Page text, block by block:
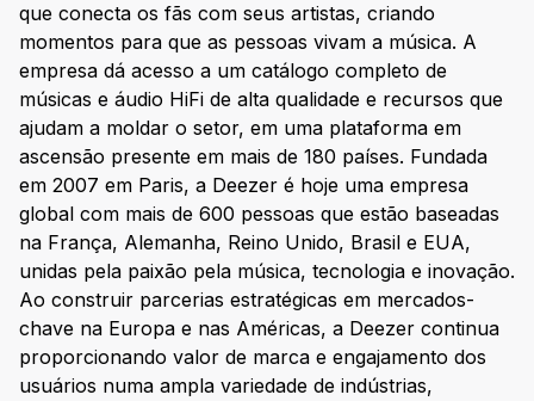
que conecta os fãs com seus artistas, criando
momentos para que as pessoas vivam a música. A
empresa dá acesso a um catálogo completo de
músicas e áudio HiFi de alta qualidade e recursos que
ajudam a moldar o setor, em uma plataforma em
ascensão presente em mais de 180 países. Fundada
em 2007 em Paris, a Deezer é hoje uma empresa
global com mais de 600 pessoas que estão baseadas
na França, Alemanha, Reino Unido, Brasil e EUA,
unidas pela paixão pela música, tecnologia e inovação.
Ao construir parcerias estratégicas em mercados-
chave na Europa e nas Américas, a Deezer continua
proporcionando valor de marca e engajamento dos
usuários numa ampla variedade de indústrias,